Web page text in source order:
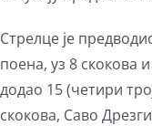
Стрелце је
поена, уз 8 скокова
додао 15 (четири
скокова, Саво